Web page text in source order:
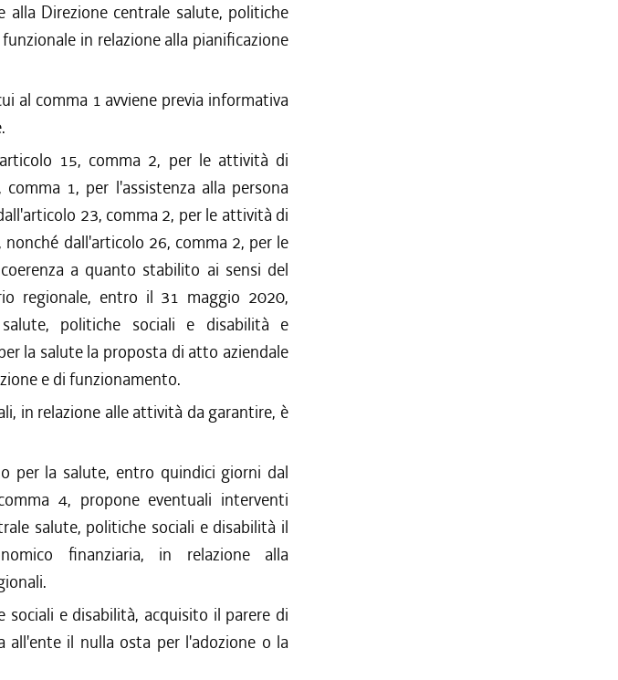
Direzione centrale salute, politiche
in relazione alla pianificazione
al comma 1 avviene previa informativa
15, comma 2, per le attività di
1, per l'assistenza alla persona
23, comma 2, per le attività di
dall'articolo 26, comma 2, per le
a quanto stabilito ai sensi del
regionale, entro il 31 maggio 2020,
politiche sociali e disabilità e
la salute la proposta di atto aziendale
e di funzionamento.
in relazione alle attività da garantire, è
per la salute, entro quindici giorni dal
4, propone eventuali interventi
salute, politiche sociali e disabilità il
finanziaria, in relazione alla
sociali e disabilità, acquisito il parere di
all'ente il nulla osta per l'adozione o la